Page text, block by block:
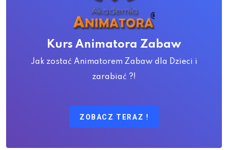
Kurs Animatora Zabaw
Jak zostać Animatorem Zabaw dla Dzieci i
zarabiać ?!
ZOBACZ TERAZ !